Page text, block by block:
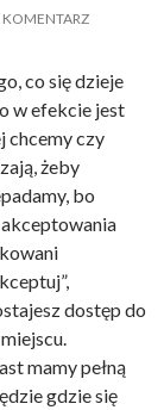
KOMENTARZ
co się dzieje
w efekcie jest
chcemy czy
żeby
bo
akceptowania
dostęp do
mamy pełną
gdzie się